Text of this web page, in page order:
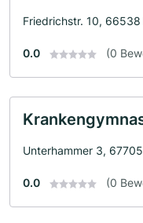
Friedrichstr. 10,
0.0 (0
Unterhammer 3,
0.0 (0